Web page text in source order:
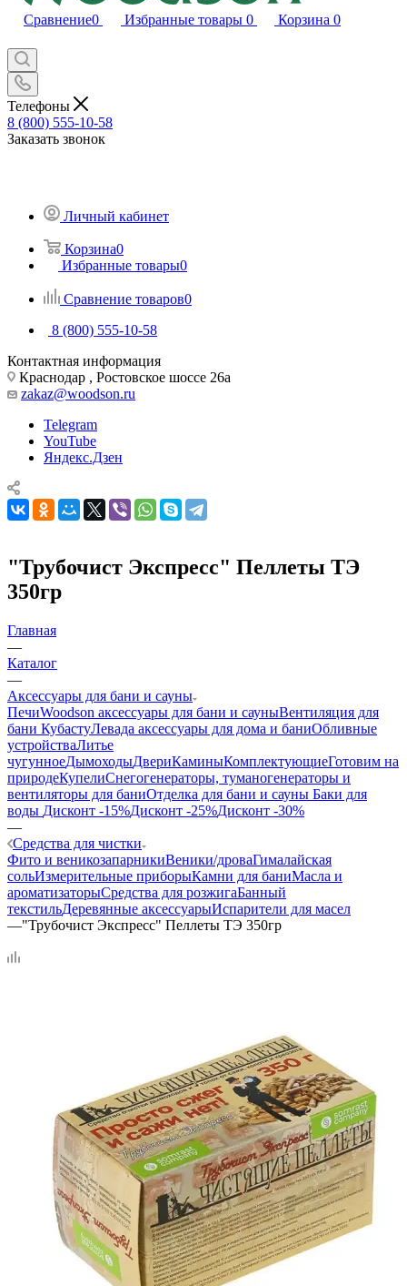
Сравнение0 Избранные товары 0 Корзина 0
Телефоны
8 (800) 555-10-58
Заказать звонок
Личный кабинет
Корзина0
Избранные товары0
Сравнение товаров0
8 (800) 555-10-58
Контактная информация
Краснодар , Ростовское шоссе 26а
zakaz@woodson.ru
Telegram
YouTube
Яндекс.Дзен
"Трубочист Экспресс" Пеллеты ТЭ
350гр
Главная
—
Каталог
—
Аксессуары для бани и сауны
ПечиWoodson аксессуары для бани и сауныВентиляция для
бани КубастуЛевада аксессуары для дома и баниОбливные
устройстваЛитье
чугунноеДымоходыДвериКаминыКомплектующиеГотовим на
природеКупелиСнегогенераторы, туманогенераторы и
вентиляторы для баниОтделка для бани и сауны Баки для
воды Дисконт -15%Дисконт -25%Дисконт -30%
—
Средства для чистки
Фито и веникозапарникиВеники/дроваГималайская
сольИзмерительные приборыКамни для баниМасла и
ароматизаторыСредства для розжигаБанный
текстильДеревянные аксессуарыИспарители для масел
—"Трубочист Экспресс" Пеллеты ТЭ 350гр